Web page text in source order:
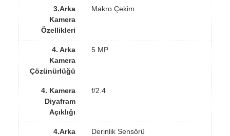
3.Arka
Kamera
Özellikleri
Makro Çekim
4. Arka
Kamera
Çözünürlüğü
5 MP
4. Kamera
Diyafram
Açıklığı
f/2.4
4.Arka
Derinlik Sensörü